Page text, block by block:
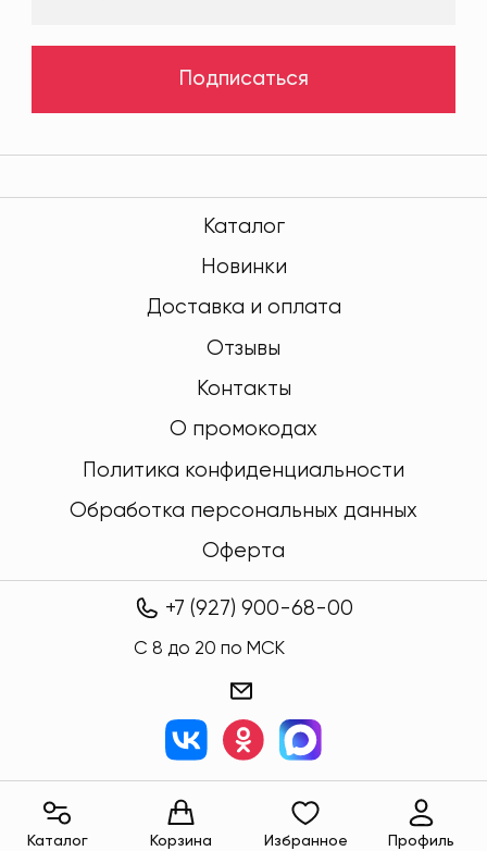
Подписаться
Каталог Корзина Избранное Профиль
Каталог
Новинки
Доставка и оплата
Отзывы
Контакты
О промокодах
Политика конфиденциальности
Обработка персональных данных
Оферта
+7 (927) 900-68-00
C 8 до 20 по МСК